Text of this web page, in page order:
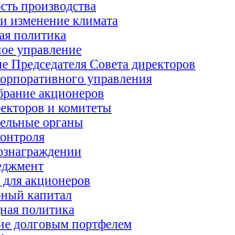
производства
изменение климата
политика
управление
Председателя Совета директоров
управления
акционеров
и комитеты
органы
акционеров
капитал
политика
долговым портфелем